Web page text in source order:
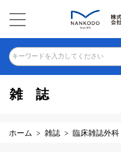
キーワードを入力してください
雑誌
ホーム 雑誌 臨床雑誌外科